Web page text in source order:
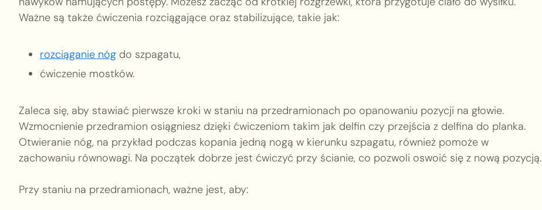
Ważne są także ćwiczenia rozciągające oraz stabilizujące, takie jak:
rozciąganie nóg do szpagatu,
ćwiczenie mostków.
Zaleca się, aby stawiać pierwsze kroki w staniu na przedramionach po opanowaniu pozycji na głowie.
Wzmocnienie przedramion osiągniesz dzięki ćwiczeniom takim jak delfin czy przejścia z delfina do planka.
Otwieranie nóg, na przykład podczas kopania jedną nogą w kierunku szpagatu, również pomoże w
zachowaniu równowagi. Na początek dobrze jest ćwiczyć przy ścianie, co pozwoli oswoić się z nową pozycją.
Przy staniu na przedramionach, ważne jest, aby: